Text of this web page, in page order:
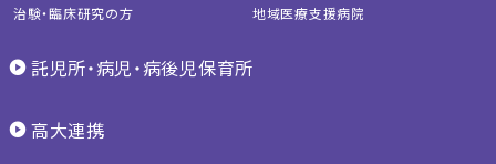
治験・臨床研究の方
地域医療支援病院
託児所・病児・病後児保育所
高大連携